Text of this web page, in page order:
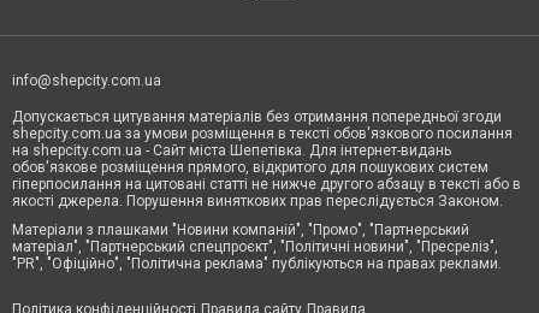
info@shepcity.com.ua
Допускається цитування матеріалів без отримання попередньої згоди
shepcity.com.ua за умови розміщення в тексті обов'язкового посилання
на shepcity.com.ua - Сайт міста Шепетівка. Для інтернет-видань
обов'язкове розміщення прямого, відкритого для пошукових систем
гіперпосилання на цитовані статті не нижче другого абзацу в тексті або в
якості джерела. Порушення виняткових прав переслідується Законом.
Матеріали з плашками "Новини компаній", "Промо", "Партнерський
матеріал", "Партнерський спецпроєкт", "Політичні новини", "Пресреліз",
"PR", "Офіційно", "Політична реклама" публікуються на правах реклами.
Політика конфіденційності Правила сайту Правила